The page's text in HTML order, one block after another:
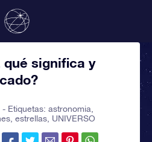
qué significa y
Etiquetas: astronomia
estrellas UNIVERSO